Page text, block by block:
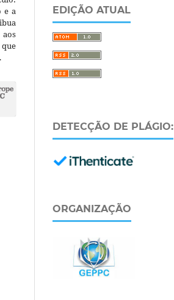
e a
EDIÇÃO ATUAL
DETECÇÃO DE PLÁGIO:
ORGANIZAÇÃO